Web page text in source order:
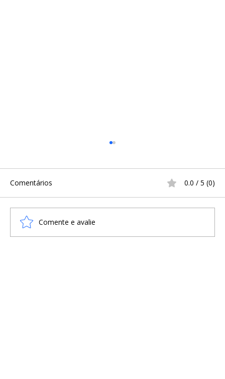
Comentários 0.0 / 5 (0)
Comente e avalie